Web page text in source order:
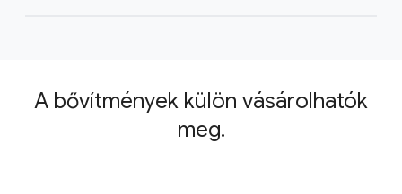
A bővítmények külön vásárolhatók
meg.